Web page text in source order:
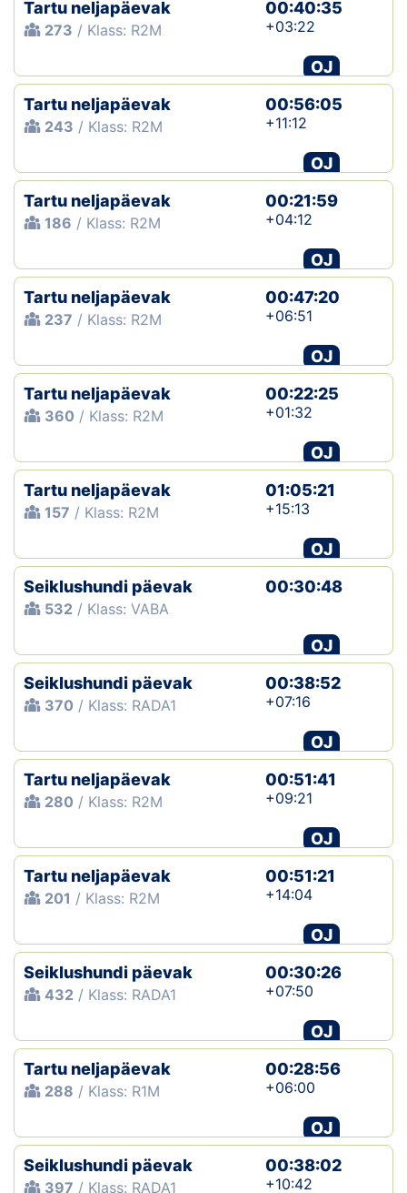
Tartu neljapäevak
273 / Klass: R2M
00:40:35
+03:22
OJ
Tartu neljapäevak
243 / Klass: R2M
00:56:05
+11:12
OJ
Tartu neljapäevak
186 / Klass: R2M
00:21:59
+04:12
OJ
Tartu neljapäevak
237 / Klass: R2M
00:47:20
+06:51
OJ
Tartu neljapäevak
360 / Klass: R2M
00:22:25
+01:32
OJ
Tartu neljapäevak
157 / Klass: R2M
01:05:21
+15:13
OJ
Seiklushundi päevak
532 / Klass: VABA
00:30:48
OJ
Seiklushundi päevak
370 / Klass: RADA1
00:38:52
+07:16
OJ
Tartu neljapäevak
280 / Klass: R2M
00:51:41
+09:21
OJ
Tartu neljapäevak
201 / Klass: R2M
00:51:21
+14:04
OJ
Seiklushundi päevak
432 / Klass: RADA1
00:30:26
+07:50
OJ
Tartu neljapäevak
288 / Klass: R1M
00:28:56
+06:00
OJ
Seiklushundi päevak
397 / Klass: RADA1
00:38:02
+10:42